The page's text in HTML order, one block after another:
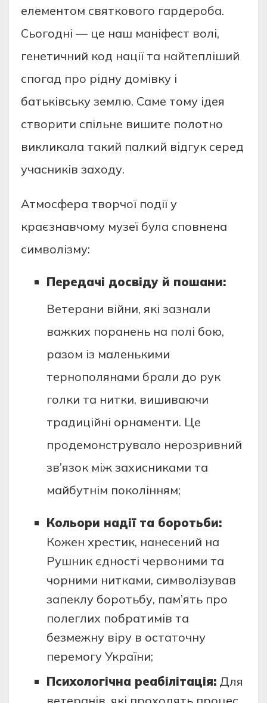
елементом святкового гардероба.
Сьогодні — це наш маніфест волі,
генетичний код нації та найтепліший
спогад про рідну домівку і
батьківську землю. Саме тому ідея
створити спільне вишите полотно
викликала такий палкий відгук серед
учасників заходу.
Атмосфера творчої події у
краєзнавчому музеї була сповнена
символізму:
Передачі досвіду й пошани:
Ветерани війни, які зазнали
важких поранень на полі бою,
разом із маленькими
тернополянами брали до рук
голки та нитки, вишиваючи
традиційні орнаменти. Це
продемонструвало нерозривний
зв’язок між захисниками та
майбутнім поколінням;
Кольори надії та боротьби:
Кожен хрестик, нанесений на
Рушник єдності червоними та
чорними нитками, символізував
запеклу боротьбу, пам’ять про
полеглих побратимів та
безмежну віру в остаточну
перемогу України;
Психологічна реабілітація:Для